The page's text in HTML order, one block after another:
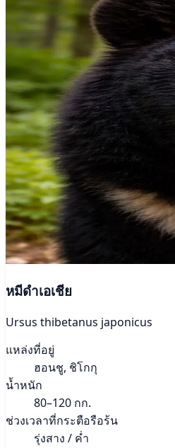
หมีดำเอเชีย
Ursus thibetanus japonicus
แหล่งที่อยู่
ฮอนชู, ชิโกกุ
น้ำหนัก
80–120 กก.
ช่วงเวลาที่กระตือรือร้น
รุ่งสาง / ค่ำ